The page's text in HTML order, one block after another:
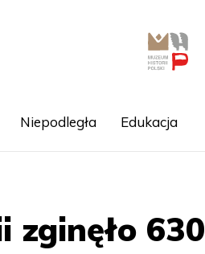
Niepodległa Edukacja
zginęło 630